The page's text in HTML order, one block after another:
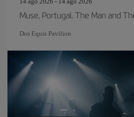
Muse, Portugal. The Man and
Dos Equis Pavilion